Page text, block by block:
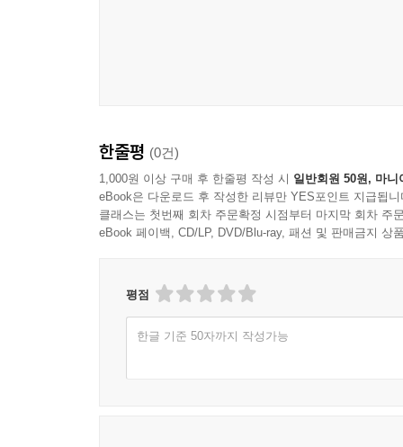
한줄평 (0건)
1,000원 이상 구매 후 한줄평 작성 시 일반회원 50원, 마니
eBook은 다운로드 후 작성한 리뷰만 YES포인트 지급됩니
클래스는 첫번째 회차 주문확정 시점부터 마지막 회차 주
eBook 페이백, CD/LP, DVD/Blu-ray, 패션 및 판매금지 상
평점
한글 기준 50자까지 작성가능